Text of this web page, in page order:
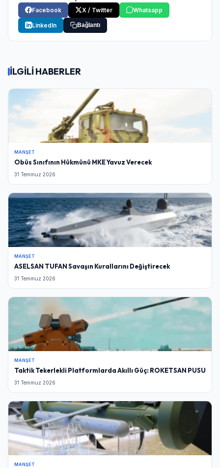
Facebook
X / Twitter Whatsapp
LinkedIn Bağlantı
İLGİLİ HABERLER
MANŞET
Obüs Sınıfının Hükmünü MKE Yavuz Verecek
31 Temmuz 2026
MANŞET
ASELSAN TUFAN Savaşın Kurallarını Değiştirecek
31 Temmuz 2026
MANŞET
Taktik Tekerlekli Platformlarda Akıllı Güç: ROKETSAN PUSU
31 Temmuz 2026
MANŞET